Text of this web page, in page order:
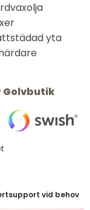
yta
Golvbutik
vid behov